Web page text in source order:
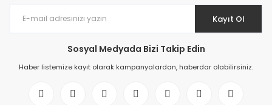
Kayıt Ol
Sosyal Medyada Bizi Takip Edin
Haber listemize kayıt olarak kampanyalardan, haberdar olabilirsiniz.